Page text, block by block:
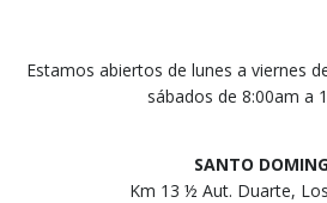
Estamos abiertos de lunes a viernes
sábados de 8:00am a
SANTO
Km 13 ½ Aut. Duarte,